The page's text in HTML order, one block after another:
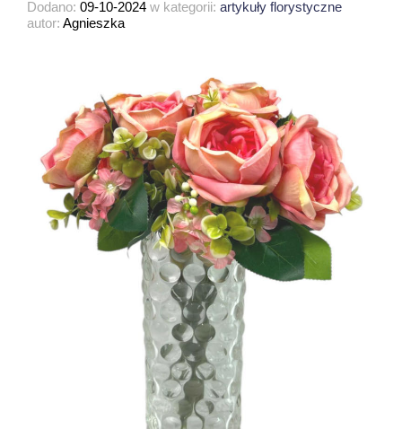
Dodano: 09-10-2024 w kategorii: artykuły florystyczne
autor: Agnieszka